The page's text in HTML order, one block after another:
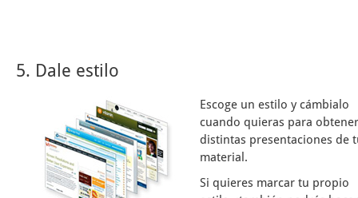
5. Dale estilo
Escoge un estilo y cámbialo
cuando quieras para obtener
distintas presentaciones de
material.
Si quieres marcar tu propio